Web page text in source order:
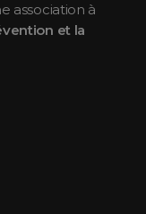
association à
et la